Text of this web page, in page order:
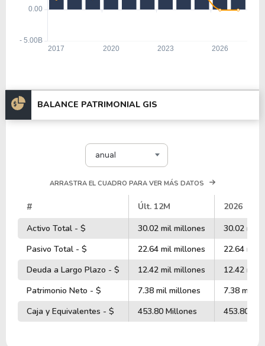
BALANCE PATRIMONIAL GIS
anual
ARRASTRA EL CUADRO PARA VER MÁS DATOS
# Últ. 12M
2026
Activo Total - $
30.02 mil millones
30.02 mil
Pasivo Total - $
22.64 mil millones
22.64 mil
Deuda a Largo Plazo - $
12.42 mil millones
12.42 mil
Patrimonio Neto - $
7.38 mil millones
7.38 mil
Caja y Equivalentes - $
453.80 Millones 453.80